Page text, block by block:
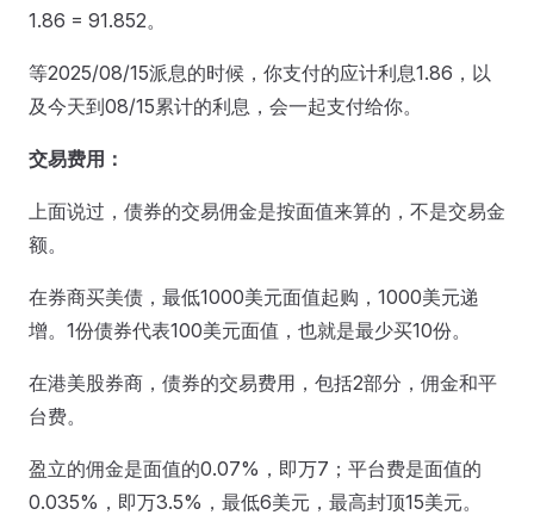
1.86 = 91.852。
等2025/08/15派息的时候，你支付的应计利息1.86，以
及今天到08/15累计的利息，会一起支付给你。
交易费用：
上面说过，债券的交易佣金是按面值来算的，不是交易金
额。
在券商买美债，最低1000美元面值起购，1000美元递
增。1份债券代表100美元面值，也就是最少买10份。
在港美股券商，债券的交易费用，包括2部分，佣金和平
台费。
盈立的佣金是面值的0.07%，即万7；平台费是面值的
0.035%，即万3.5%，最低6美元，最高封顶15美元。